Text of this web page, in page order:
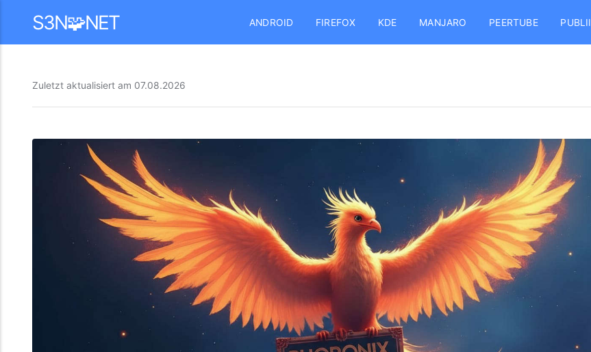
S3N🧩NET ANDROID FIREFOX KDE MANJARO PEERTUBE PUBLII
Zuletzt aktualisiert am 07.08.2026